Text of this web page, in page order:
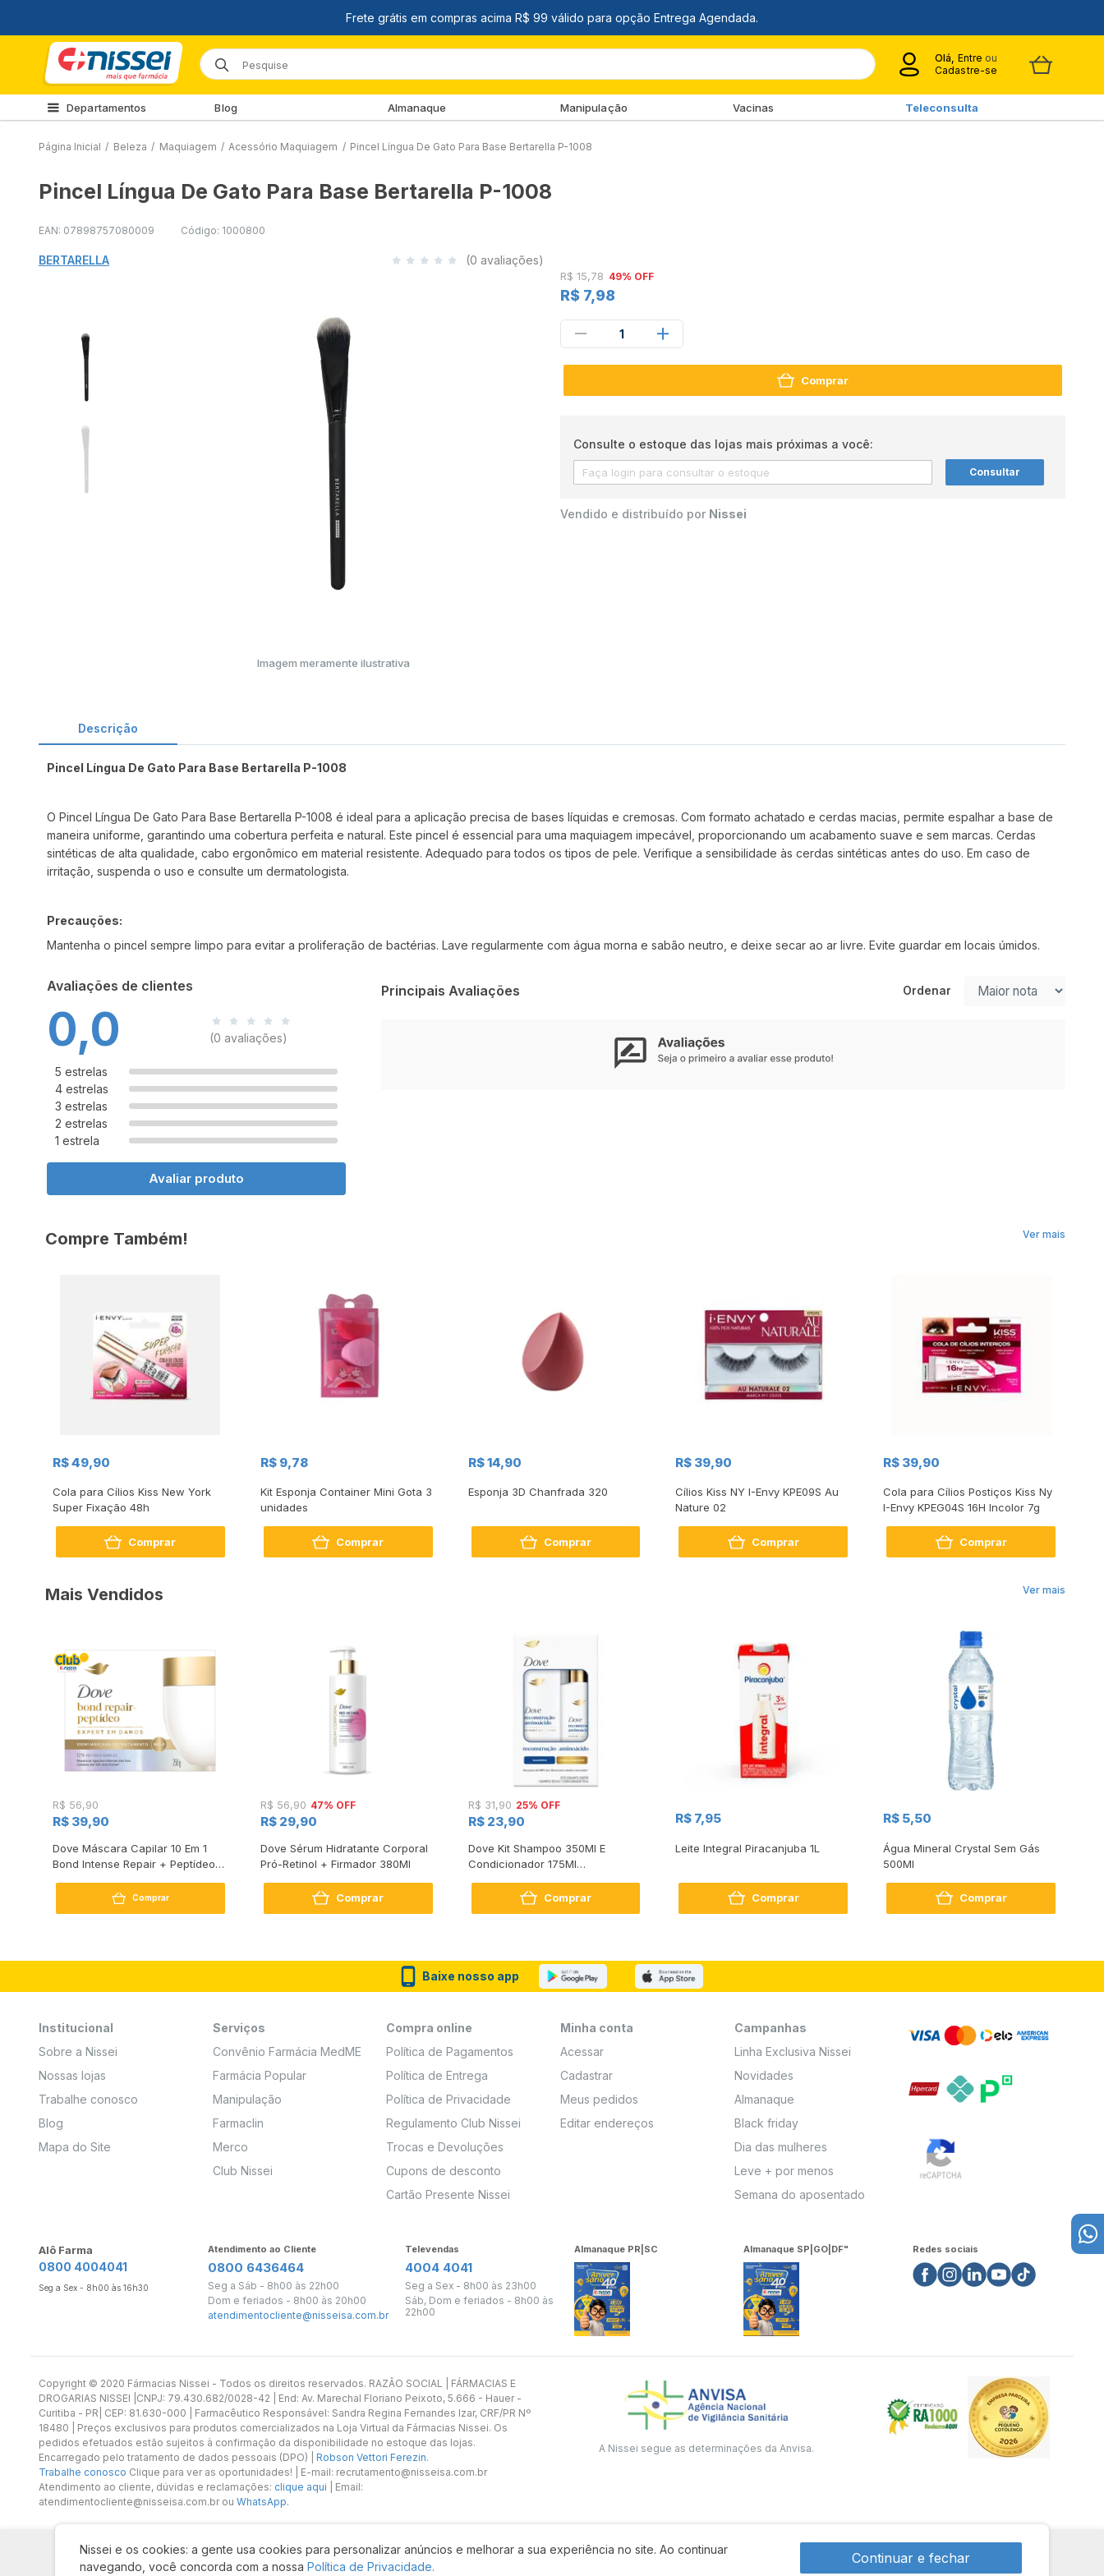
Olá, Entre ou
Cadastre-se
Departamentos Blog Almanaque Manipulação Vacinas Teleconsulta
Página Inicial / Beleza / Maquiagem / Acessório Maquiagem / Pincel Língua De Gato Para Base Bertarella P-1008
Pincel Língua De Gato Para Base Bertarella P-1008
EAN: 07898757080009 Código: 1000800
BERTARELLA (0 avaliações)
Imagem meramente ilustrativa
R$ 15,78 49% OFF
R$ 7,98
1
Comprar
Consulte o estoque das lojas mais próximas a você:
Consultar
Vendido e distribuído por Nissei
Descrição
Pincel Língua De Gato Para Base Bertarella P-1008
O Pincel Língua De Gato Para Base Bertarella P-1008 é ideal para a aplicação precisa de bases líquidas e cremosas. Com formato achatado e cerdas macias, permite espalhar a base de
maneira uniforme, garantindo uma cobertura perfeita e natural. Este pincel é essencial para uma maquiagem impecável, proporcionando um acabamento suave e sem marcas. Cerdas
sintéticas de alta qualidade, cabo ergonômico em material resistente. Adequado para todos os tipos de pele. Verifique a sensibilidade às cerdas sintéticas antes do uso. Em caso de
irritação, suspenda o uso e consulte um dermatologista.
Precauções:
Mantenha o pincel sempre limpo para evitar a proliferação de bactérias. Lave regularmente com água morna e sabão neutro, e deixe secar ao ar livre. Evite guardar em locais úmidos.
Avaliações de clientes
0,0 (0 avaliações)
5 estrelas
4 estrelas
3 estrelas
2 estrelas
1 estrela
Avaliar produto
Principais Avaliações Ordenar
Ver mais
Compre Também!
R$ 49,90
Cola para Cílios Kiss New York
Super Fixação 48h
Comprar
R$ 9,78
Kit Esponja Container Mini Gota 3
unidades
Comprar
R$ 14,90
Esponja 3D Chanfrada 320
Comprar
R$ 39,90
Cílios Kiss NY I-Envy KPE09S Au
Nature 02
Comprar
R$ 39,90
Cola para Cílios Postiços Kiss Ny
I-Envy KPEG04S 16H Incolor 7g
Comprar
Ver mais
Mais Vendidos
R$ 56,90
R$ 39,90
Dove Máscara Capilar 10 Em 1
Bond Intense Repair + Peptídeo
Comprar
R$ 56,90 47% OFF
R$ 29,90
Dove Sérum Hidratante Corporal
Pró-Retinol + Firmador 380Ml
Comprar
R$ 31,90 25% OFF
R$ 23,90
Dove Kit Shampoo 350Ml E
Condicionador 175Ml
Comprar
R$ 7,95
Leite Integral Piracanjuba 1L
Comprar
R$ 5,50
Água Mineral Crystal Sem Gás
500Ml
Comprar
Nissei e os cookies: a gente usa cookies para personalizar anúncios e melhorar a sua experiência no site. Ao continuar
navegando, você concorda com a nossaPolítica de Privacidade.
Continuar e fechar
Baixe nosso app
Institucional
Sobre a Nissei
Nossas lojas
Trabalhe conosco
Blog
Mapa do Site
Serviços
Convênio Farmácia MedME
Farmácia Popular
Manipulação
Farmaclin
Merco
Club Nissei
Compra online
Política de Pagamentos
Política de Entrega
Política de Privacidade
Regulamento Club Nissei
Trocas e Devoluções
Cupons de desconto
Cartão Presente Nissei
Minha conta
Acessar
Cadastrar
Meus pedidos
Editar endereços
Campanhas
Linha Exclusiva Nissei
Novidades
Almanaque
Black friday
Dia das mulheres
Leve + por menos
Semana do aposentado
Alô Farma
0800 4004041
Seg a Sex - 8h00 às 16h30
Atendimento ao Cliente
0800 6436464
Seg a Sáb - 8h00 às 22h00
Dom e feriados - 8h00 às 20h00
atendimentocliente@nisseisa.com.br
Televendas
4004 4041
Seg a Sex - 8h00 às 23h00
Sáb, Dom e feriados - 8h00 às
22h00
Almanaque PR|SC Almanaque SP|GO|DF" Redes sociais
Copyright ©️ 2020 Fármacias Nissei - Todos os direitos reservados. RAZÃO SOCIAL | FÁRMACIAS E
DROGARIAS NISSEI |CNPJ: 79.430.682/0028-42 | End: Av. Marechal Floriano Peixoto, 5.666 - Hauer -
Curitiba - PR| CEP: 81.630-000 | Farmacêutico Responsável: Sandra Regina Fernandes Izar, CRF/PR Nº
18480 | Preços exclusivos para produtos comercializados na Loja Virtual da Fármacias Nissei. Os
pedidos efetuados estão sujeitos à confirmação da disponibilidade no estoque das lojas.
Encarregado pelo tratamento de dados pessoais (DPO) | Robson Vettori Ferezin.
Trabalhe conosco Clique para ver as oportunidades! | E-mail: recrutamento@nisseisa.com.br
Atendimento ao cliente, dúvidas e reclamações: clique aqui | Email:
atendimentocliente@nisseisa.com.br ou WhatsApp.
A Nissei segue as determinações da Anvisa.
Desenvolvido por: